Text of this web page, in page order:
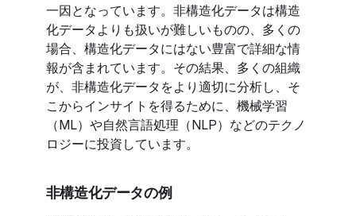
一因となっています。非構造化データは構造
化データよりも扱いが難しいものの、多くの
場合、構造化データにはない豊富で詳細な情
報が含まれています。その結果、多くの組織
が、非構造化データをより適切に分析し、そ
こからインサイトを得るために、機械学習
（ML）や自然言語処理（NLP）などのテクノ
ロジーに投資しています。
非構造化データの例